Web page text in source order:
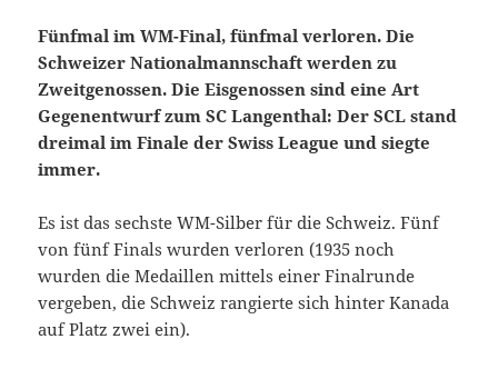
Fünfmal im WM-Final, fünfmal verloren. Die
Schweizer Nationalmannschaft werden zu
Zweitgenossen. Die Eisgenossen sind eine Art
Gegenentwurf zum SC Langenthal: Der SCL stand
dreimal im Finale der Swiss League und siegte
immer.
Es ist das sechste WM-Silber für die Schweiz. Fünf
von fünf Finals wurden verloren (1935 noch
wurden die Medaillen mittels einer Finalrunde
vergeben, die Schweiz rangierte sich hinter Kanada
auf Platz zwei ein).